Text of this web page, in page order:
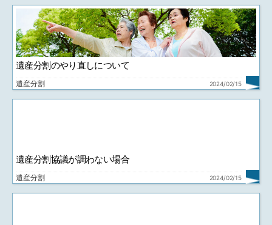
遺産分割のやり直しについて
遺産分割 2024/02/15
遺産分割協議が調わない場合
遺産分割 2024/02/15